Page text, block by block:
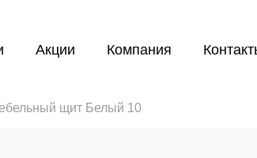
Акции Компания
щит Белый 10